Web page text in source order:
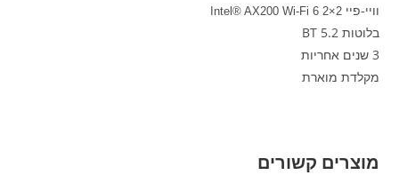
וויי-פייIntel® AX200 Wi-Fi 6 2×2
בלוטות BT 5.2
3 שנים אחריות
מקלדת מוארת
מוצרים קשורים